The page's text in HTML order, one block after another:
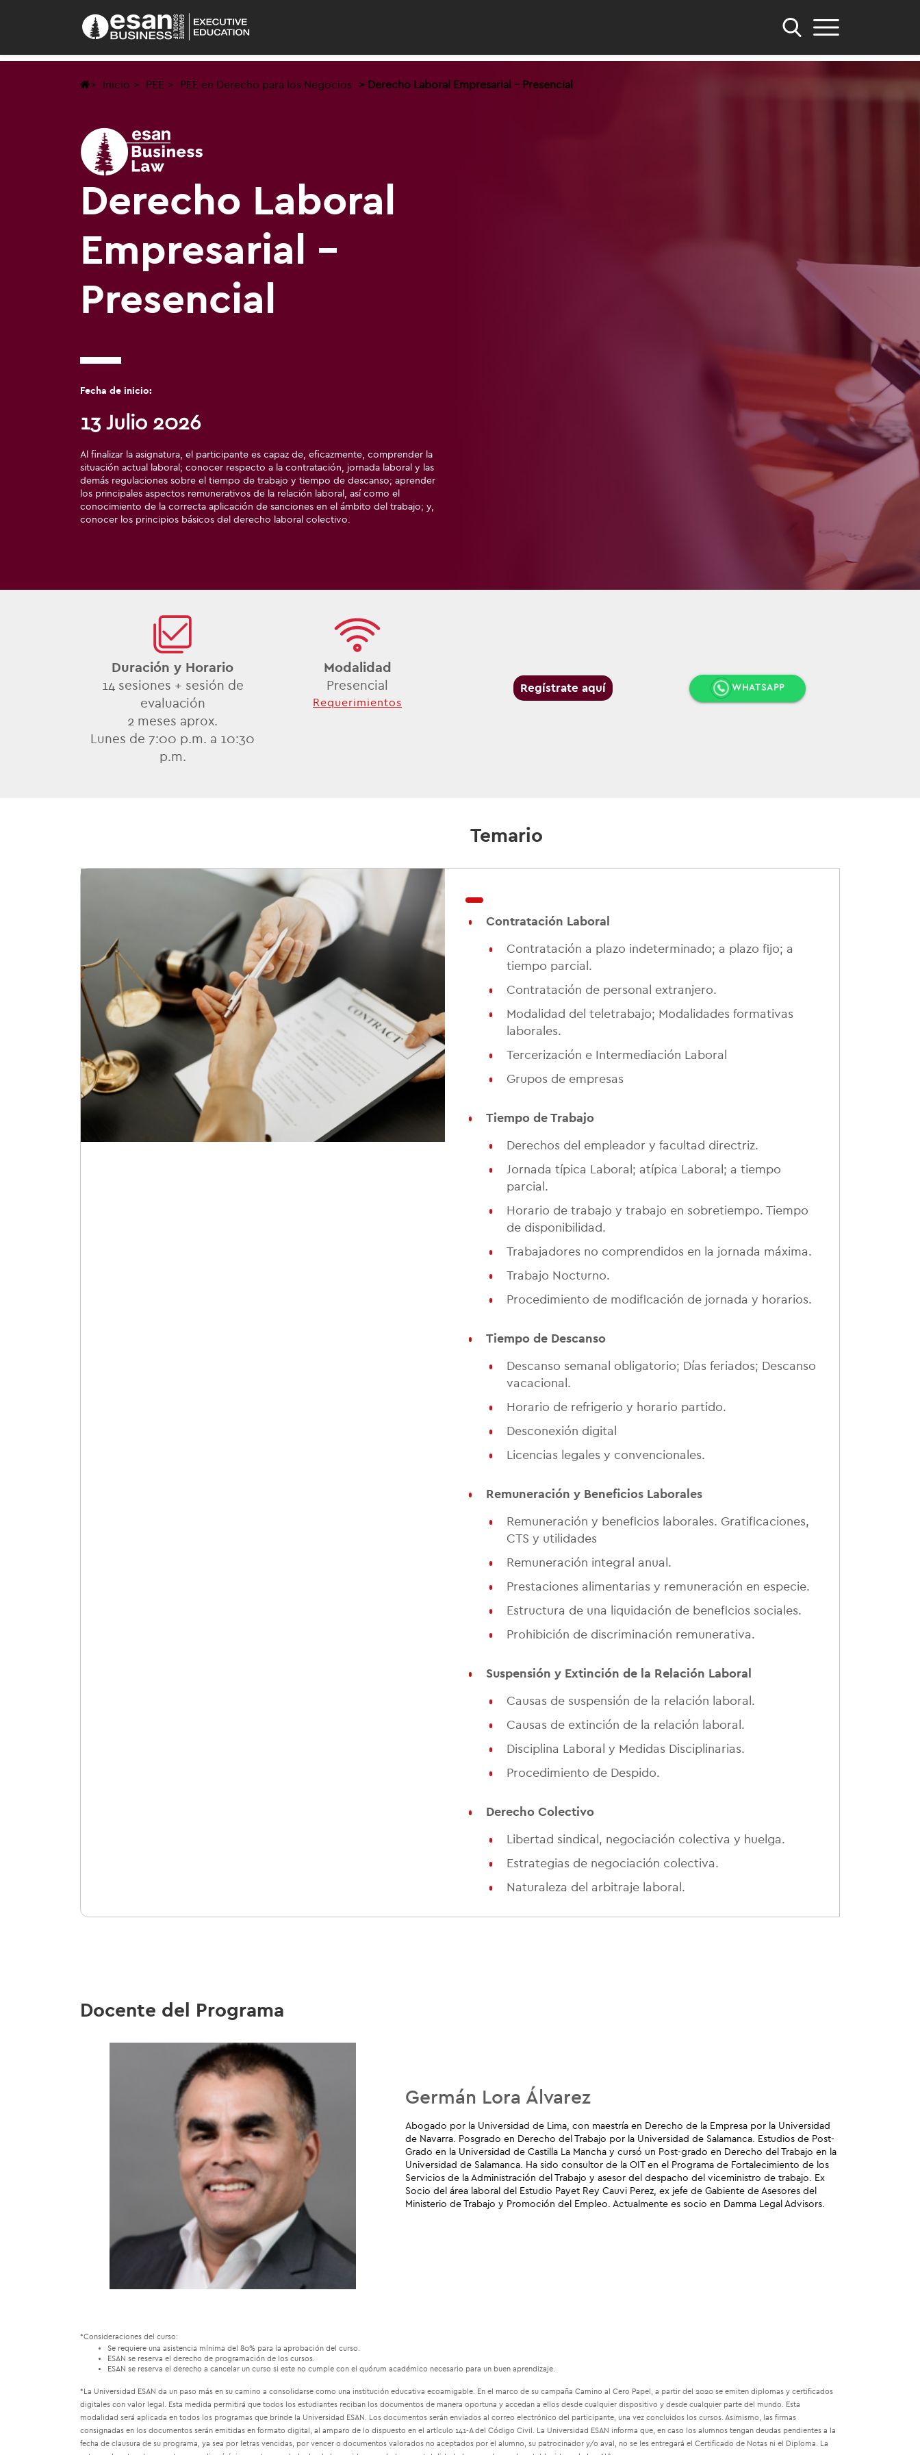
Inicio PEE PEE en Derecho para los Negocios Derecho Laboral Empresarial - Presencial
Derecho Laboral
Empresarial -
Presencial
Fecha de inicio:
13 Julio 2026
Al finalizar la asignatura, el participante es capaz de, eficazmente, comprender la
situación actual laboral; conocer respecto a la contratación, jornada laboral y las
demás regulaciones sobre el tiempo de trabajo y tiempo de descanso; aprender
los principales aspectos remunerativos de la relación laboral, así como el
conocimiento de la correcta aplicación de sanciones en el ámbito del trabajo; y,
conocer los principios básicos del derecho laboral colectivo.
Duración y Horario
14 sesiones + sesión de
evaluación
2 meses aprox.
Lunes de 7:00 p.m. a 10:30
p.m.
Modalidad
Presencial
Requerimientos
Regístrate aquí WHATSAPP
Temario
Contratación Laboral
Contratación a plazo indeterminado; a plazo fijo; a
tiempo parcial.
Contratación de personal extranjero.
Modalidad del teletrabajo; Modalidades formativas
laborales.
Tercerización e Intermediación Laboral
Grupos de empresas
Tiempo de Trabajo
Derechos del empleador y facultad directriz.
Jornada típica Laboral; atípica Laboral; a tiempo
parcial.
Horario de trabajo y trabajo en sobretiempo. Tiempo
de disponibilidad.
Trabajadores no comprendidos en la jornada máxima.
Trabajo Nocturno.
Procedimiento de modificación de jornada y horarios.
Tiempo de Descanso
Descanso semanal obligatorio; Días feriados; Descanso
vacacional.
Horario de refrigerio y horario partido.
Desconexión digital
Licencias legales y convencionales.
Remuneración y Beneficios Laborales
Remuneración y beneficios laborales. Gratificaciones,
CTS y utilidades
Remuneración integral anual.
Prestaciones alimentarias y remuneración en especie.
Estructura de una liquidación de beneficios sociales.
Prohibición de discriminación remunerativa.
Suspensión y Extinción de la Relación Laboral
Causas de suspensión de la relación laboral.
Causas de extinción de la relación laboral.
Disciplina Laboral y Medidas Disciplinarias.
Procedimiento de Despido.
Derecho Colectivo
Libertad sindical, negociación colectiva y huelga.
Estrategias de negociación colectiva.
Naturaleza del arbitraje laboral.
Docente del Programa
Germán Lora Álvarez
Abogado por la Universidad de Lima, con maestría en Derecho de la Empresa por la Universidad
de Navarra. Posgrado en Derecho del Trabajo por la Universidad de Salamanca. Estudios de Post-
Grado en la Universidad de Castilla La Mancha y cursó un Post-grado en Derecho del Trabajo en la
Universidad de Salamanca. Ha sido consultor de la OIT en el Programa de Fortalecimiento de los
Servicios de la Administración del Trabajo y asesor del despacho del viceministro de trabajo. Ex
Socio del área laboral del Estudio Payet Rey Cauvi Perez, ex jefe de Gabiente de Asesores del
Ministerio de Trabajo y Promoción del Empleo. Actualmente es socio en Damma Legal Advisors.
*Consideraciones del curso:
Se requiere una asistencia mínima del 80% para la aprobación del curso.
ESAN se reserva el derecho de programación de los cursos.
ESAN se reserva el derecho a cancelar un curso si este no cumple con el quórum académico necesario para un buen aprendizaje.
*La Universidad ESAN da un paso más en su camino a consolidarse como una institución educativa ecoamigable. En el marco de su campaña Camino al Cero Papel, a partir del 2020 se emiten diplomas y certificados
digitales con valor legal. Esta medida permitirá que todos los estudiantes reciban los documentos de manera oportuna y accedan a ellos desde cualquier dispositivo y desde cualquier parte del mundo. Esta
modalidad será aplicada en todos los programas que brinde la Universidad ESAN. Los documentos serán enviados al correo electrónico del participante, una vez concluidos los cursos. Asimismo, las firmas
consignadas en los documentos serán emitidas en formato digital, al amparo de lo dispuesto en el artículo 141-A del Código Civil. La Universidad ESAN informa que, en caso los alumnos tengan deudas pendientes a la
fecha de clausura de su programa, ya sea por letras vencidas, por vencer o documentos valorados no aceptados por el alumno, su patrocinador y/o aval, no se les entregará el Certificado de Notas ni el Diploma. La